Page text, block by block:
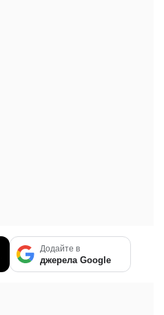
Додайте в
джерела Google